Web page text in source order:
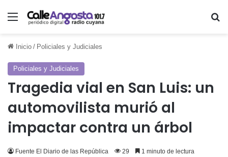
Menú
Inicio / Policiales y Judiciales
Policiales y Judiciales
Tragedia vial en San Luis: un
automovilista murió al
impactar contra un árbol
Fuente El Diario de las República 29 1 minuto de lectura